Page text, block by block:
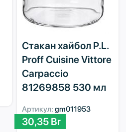
Стакан хайбол P.L.
Proff Cuisine Vittore
Carpaccio
81269858 530 мл
Артикул: gm011953
30,35 Br